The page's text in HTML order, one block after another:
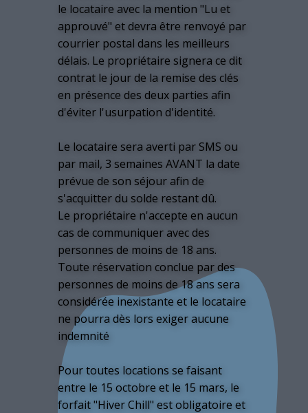
le locataire avec la mention "Lu et
approuvé" et devra être renvoyé par
courrier postal dans les meilleurs
délais. Le propriétaire signera ce dit
contrat le jour de la remise des clés
en présence des deux parties afin
d'éviter l'usurpation d'identité.
Le locataire sera averti par SMS ou
par mail, 3 semaines AVANT la date
prévue de son séjour afin de
s'acquitter du solde restant dû.
Le propriétaire n'accepte en aucun
cas de communiquer avec des
personnes de moins de 18 ans.
Toute réservation conclue par des
personnes de moins de 18 ans sera
considérée inexistante et le locataire
ne pourra dès lors exiger aucune
indemnité
Pour toutes locations se faisant
entre le 15 octobre et le 15 mars, le
forfait "Hiver Chill" est obligatoire et